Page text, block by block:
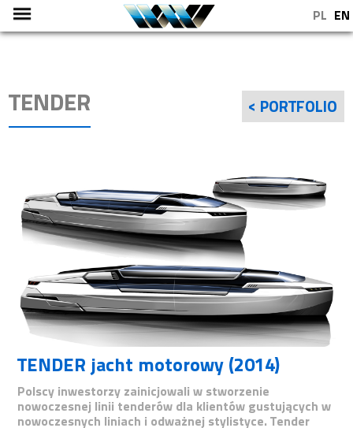
EN
PL
TENDER < PORTFOLIO
TENDER jacht motorowy (2014)
Polscy inwestorzy zainicjowali w stworzenie
nowoczesnej linii tenderów dla klientów gustujących w
nowoczesnych liniach i odważnej stylistyce. Tender